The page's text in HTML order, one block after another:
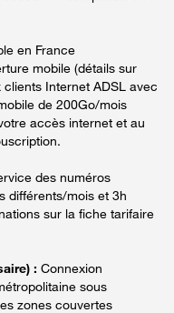
en France
mobile (détails sur
Internet ADSL avec
de 200Go/mois
accès internet et au
des numéros
différents/mois et 3h
sur la fiche tarifaire
: Connexion
sous
zones couvertes